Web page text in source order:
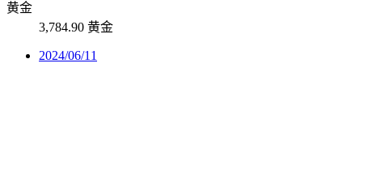
黄金
3,784.90 黄金
2024/06/11